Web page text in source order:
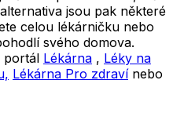
jsou pak některé
celou lékárničku nebo
svého domova.
portál Lékárna , Léky na
Lékárna Pro zdravínebo